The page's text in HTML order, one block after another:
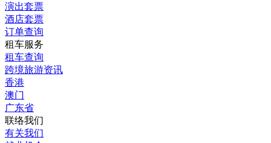
演出套票
酒店套票
订单查询
租车服务
租车查询
跨境旅游资讯
香港
澳门
广东省
联络我们
有关我们